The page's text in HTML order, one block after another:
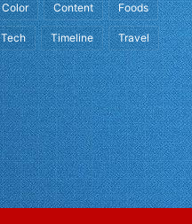
Color Content Foods
Tech Timeline Travel